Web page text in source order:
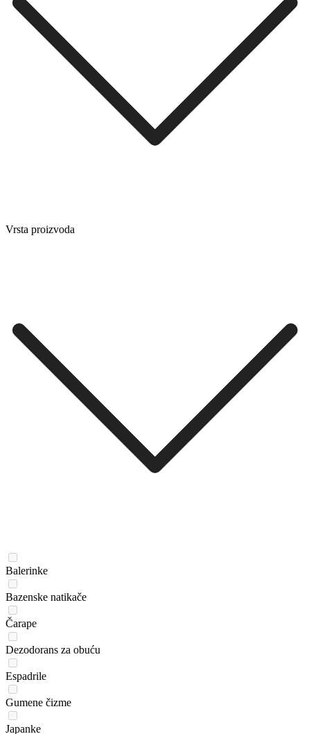
Vrsta proizvoda
Balerinke
Bazenske natikače
Čarape
Dezodorans za obuću
Espadrile
Gumene čizme
Japanke